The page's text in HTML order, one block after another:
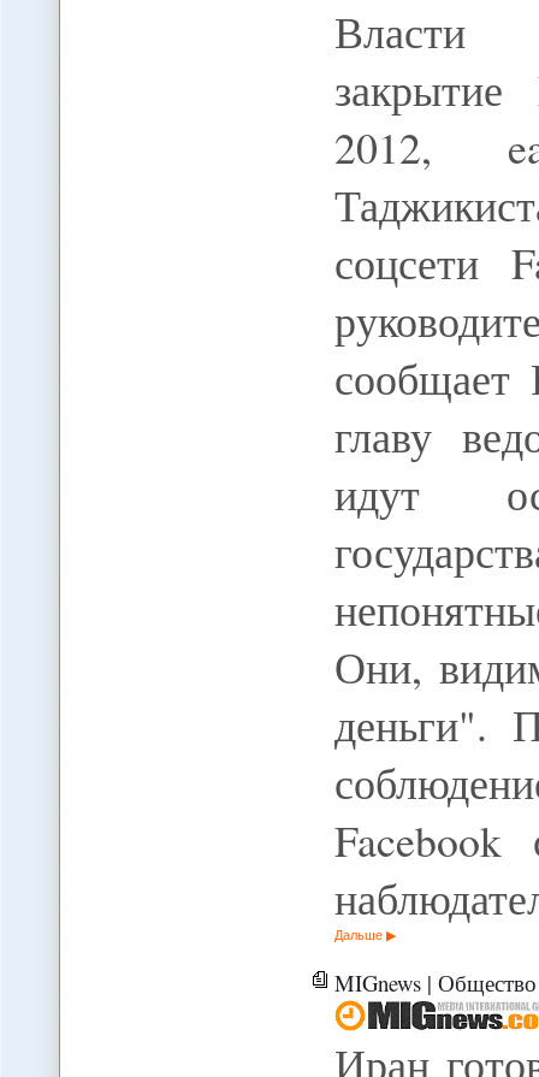
Власти
2012,
соцсети
главу
идут
Они,
деньги".
Facebook
Дальше
MIGnews |
Иран